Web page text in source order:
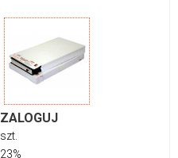
ZALOGUJ
szt.
23%